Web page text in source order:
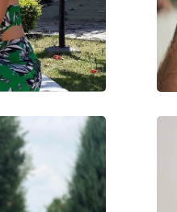
45 г
Да
Да
Да
Мужские
Солнцезащитные очки